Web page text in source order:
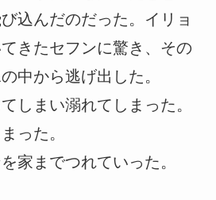
込んだのだった。イリョ
きたセフンに驚き、その
中から逃げ出した。
しまい溺れてしまった。
った。
家までつれていった。